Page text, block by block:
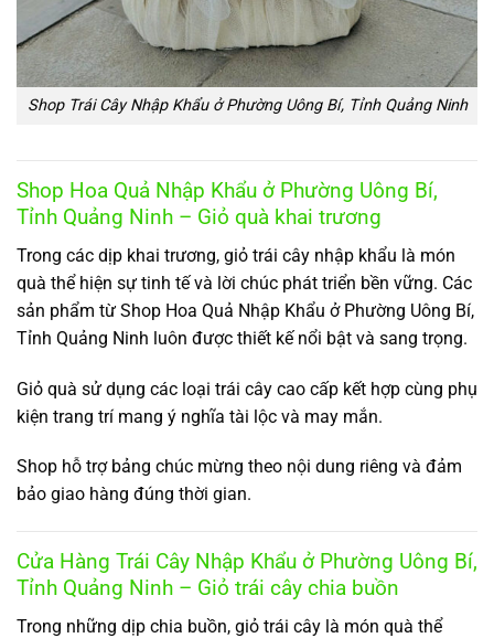
Shop Trái Cây Nhập Khẩu ở Phường Uông Bí, Tỉnh Quảng Ninh
Shop Hoa Quả Nhập Khẩu ở Phường Uông Bí,
Tỉnh Quảng Ninh – Giỏ quà khai trương
Trong các dịp khai trương, giỏ trái cây nhập khẩu là món
quà thể hiện sự tinh tế và lời chúc phát triển bền vững. Các
sản phẩm từ Shop Hoa Quả Nhập Khẩu ở Phường Uông Bí,
Tỉnh Quảng Ninh luôn được thiết kế nổi bật và sang trọng.
Giỏ quà sử dụng các loại trái cây cao cấp kết hợp cùng phụ
kiện trang trí mang ý nghĩa tài lộc và may mắn.
Shop hỗ trợ bảng chúc mừng theo nội dung riêng và đảm
bảo giao hàng đúng thời gian.
Cửa Hàng Trái Cây Nhập Khẩu ở Phường Uông Bí,
Tỉnh Quảng Ninh – Giỏ trái cây chia buồn
Trong những dịp chia buồn, giỏ trái cây là món quà thể